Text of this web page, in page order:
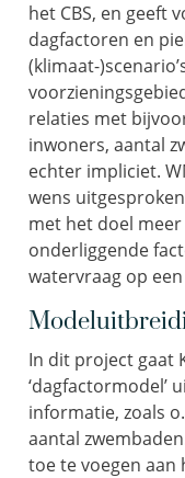
het CBS, en geeft
dagfactoren en
(klimaat-
relaties met
inwoners, aantal
echter impliciet.
wens
met het doel
onderliggende
watervraag op
In dit project gaat
‘dagfactormodel’
informatie, zoals
aantal
toe te voegen